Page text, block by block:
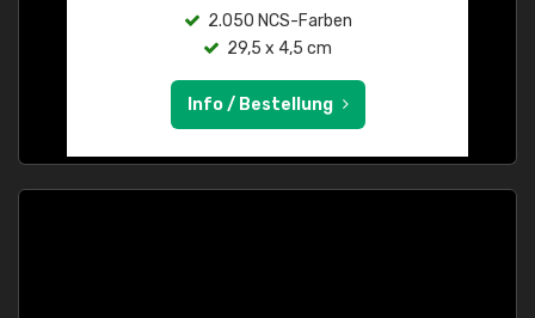
2.050 NCS-Farben
29,5 x 4,5 cm
Info / Bestellung